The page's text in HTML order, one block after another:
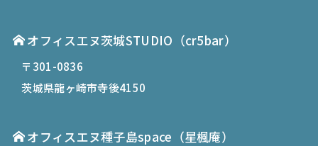
オフィスエヌ茨城STUDIO（cr5bar）
〒301-0836
茨城県龍ヶ崎市寺後4150
オフィスエヌ種子島space （星楓庵）